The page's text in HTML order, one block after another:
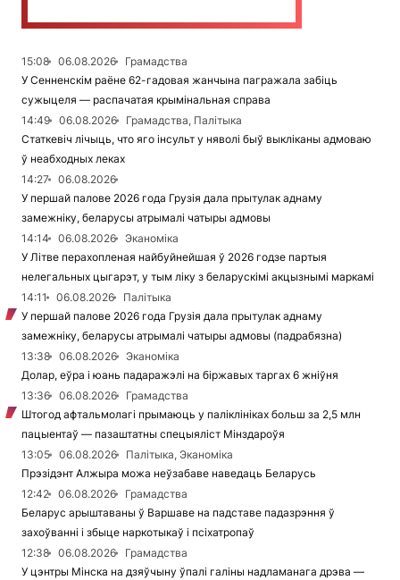
15:08 06.08.2026
Грамадства
У Сенненскім раёне 62-гадовая жанчына пагражала забіць
сужыцеля — распачатая крымінальная справа
14:49
06.08.2026
Грамадства, Палітыка
Статкевіч лічыць, что яго інсульт у няволі быў выкліканы адмоваю
ў неабходных леках
14:27
06.08.2026
У першай палове 2026 года Грузія дала прытулак аднаму
замежніку, беларусы атрымалі чатыры адмовы
14:14
06.08.2026
Эканоміка
У Літве перахопленая найбуйнейшая ў 2026 годзе партыя
нелегальных цыгарэт, у тым ліку з беларускімі акцызнымі маркамі
14:11
06.08.2026
Палітыка
У першай палове 2026 года Грузія дала прытулак аднаму
замежніку, беларусы атрымалі чатыры адмовы (падрабязна)
13:38
06.08.2026
Эканоміка
Долар, еўра і юань падаражэлі на біржавых таргах 6 жніўня
13:36
06.08.2026
Грамадства
Штогод афтальмолагі прымаюць у паліклініках больш за 2,5 млн
пацыентаў — пазаштатны спецыяліст Мінздароўя
13:05
06.08.2026
Палітыка, Эканоміка
Прэзідэнт Алжыра можа неўзабаве наведаць Беларусь
12:42
06.08.2026
Грамадства
Беларус арыштаваны ў Варшаве на падставе падазрэння ў
захоўванні і збыце наркотыкаў і псіхатропаў
12:38
06.08.2026
Грамадства
У цэнтры Мінска на дзяўчыну ўпалі галіны надламанага дрэва —